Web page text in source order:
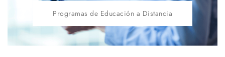
Programas de Educación a Distancia